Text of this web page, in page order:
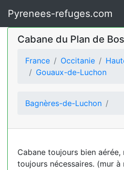
Pyrenees-refuges.com
Cabane du Plan de
France Occitanie
Gouaux-de-Luchon
Bagnères-de-Luchon
Cabane toujours bien
toujours nécessaires. (mur